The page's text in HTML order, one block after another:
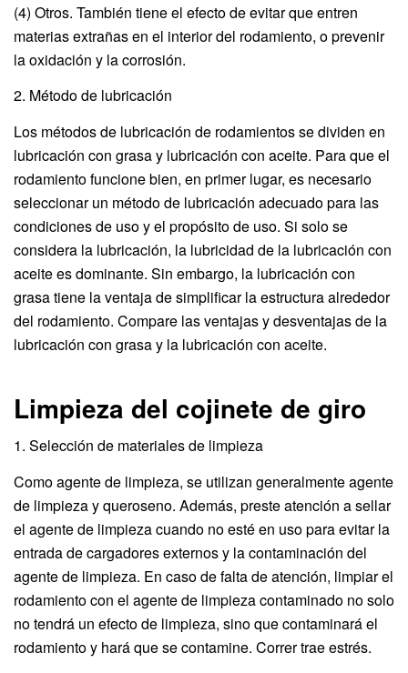
(4) Otros. También tiene el efecto de evitar que entren
materias extrañas en el interior del rodamiento, o prevenir
la oxidación y la corrosión.
2. Método de lubricación
Los métodos de lubricación de rodamientos se dividen en
lubricación con grasa y lubricación con aceite. Para que el
rodamiento funcione bien, en primer lugar, es necesario
seleccionar un método de lubricación adecuado para las
condiciones de uso y el propósito de uso. Si solo se
considera la lubricación, la lubricidad de la lubricación con
aceite es dominante. Sin embargo, la lubricación con
grasa tiene la ventaja de simplificar la estructura alrededor
del rodamiento. Compare las ventajas y desventajas de la
lubricación con grasa y la lubricación con aceite.
Limpieza del cojinete de giro
1. Selección de materiales de limpieza
Como agente de limpieza, se utilizan generalmente agente
de limpieza y queroseno. Además, preste atención a sellar
el agente de limpieza cuando no esté en uso para evitar la
entrada de cargadores externos y la contaminación del
agente de limpieza. En caso de falta de atención, limpiar el
rodamiento con el agente de limpieza contaminado no solo
no tendrá un efecto de limpieza, sino que contaminará el
rodamiento y hará que se contamine. Correr trae estrés.